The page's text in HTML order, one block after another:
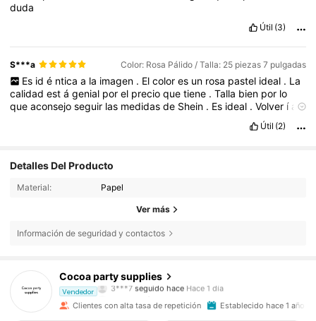
duda
Útil (3)
S***a Color: Rosa Pálido / Talla: 25 piezas 7 pulgadas
Es id é ntica a la imagen . El color es un rosa pastel ideal . La
calidadestágenial porel precioquetiene .Talla bien por lo
queaconsejoseguir las medidasde Shein . Es ideal .Volver í aa
Si
puntos,porfavor
Útil (2)
Detalles Del Producto
Material: Papel
Ver más
Información de seguridad y contactos
Cocoa party supplies
Vendedor
3***7 seguido hace
k***2 está navegando
4,91
1.7K Seguidores
Clientes con alta tasa de repetición Establecido hace 1 año